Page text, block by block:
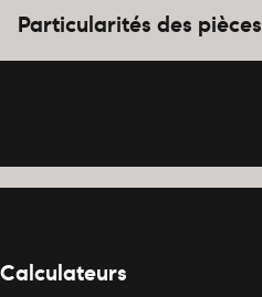
Particularités des pièces
Calculateurs